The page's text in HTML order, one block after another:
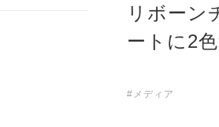
リボーン
ートに2
#メディア